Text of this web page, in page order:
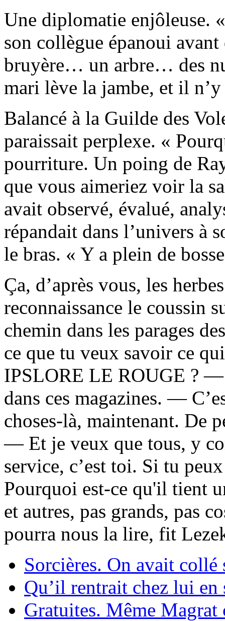
Une diplomatie enjôleuse.
son collègue épanoui
bruyère… un arbre… des
mari lève la jambe, et il
Balancé à la Guilde des
paraissait perplexe. «
pourriture. Un poing de
que vous aimeriez voir la
avait observé, évalué,
répandait dans l’univers à
le bras. « Y a plein de
Ça, d’après vous, les
reconnaissance le coussin
chemin dans les parages
ce que tu veux savoir ce
IPSLORE LE ROUGE ? —
dans ces magazines. —
choses-là, maintenant. De
— Et je veux que tous, y
service, c’est toi. Si tu
Pourquoi est-ce qu'il tient
et autres, pas grands, pas
pourra nous la lire, fit
Sorcières. On avait collé
Qu’il rentrait chez lui en
Gratuites. Même Magrat